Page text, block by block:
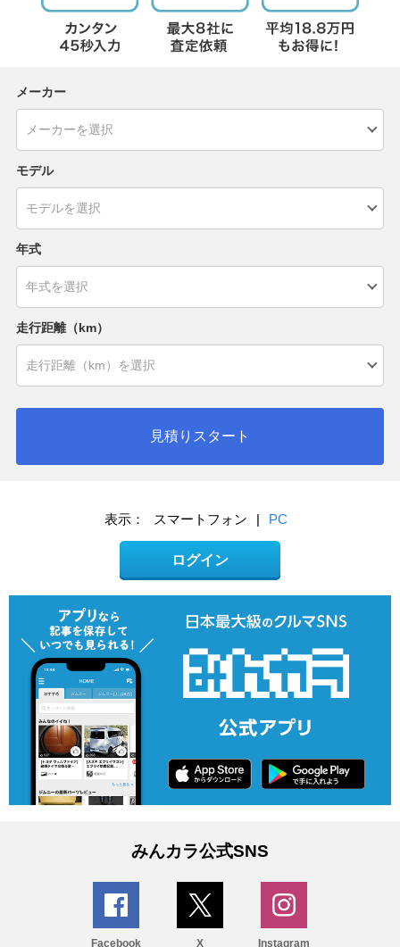
メーカー
モデル
年式
走行距離（km）
見積りスタート
表示： スマートフォン | PC
ログイン
みんカラ公式SNS
Facebook X Instagram